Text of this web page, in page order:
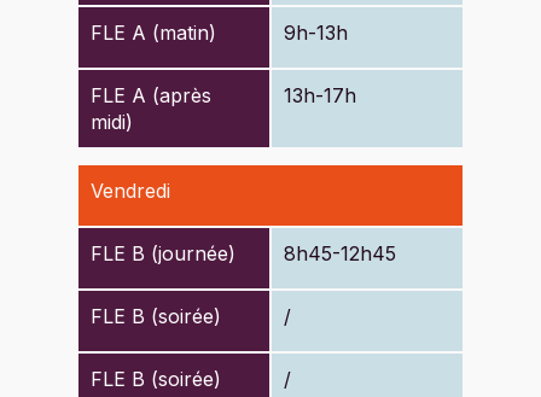
FLE A (matin)
FLE A (après
midi)
9h-13h
13h-17h
FLE B (journée)
FLE B (soirée)
FLE B (soirée)
Vendredi
8h45-12h45
/
/